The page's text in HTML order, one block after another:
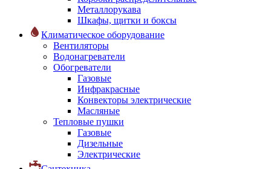
Металлорукава
Шкафы, щитки и боксы
Климатическое оборудование
Вентиляторы
Водонагреватели
Обогреватели
Газовые
Инфракрасные
Конвекторы электрические
Масляные
Тепловые пушки
Газовые
Дизельные
Электрические